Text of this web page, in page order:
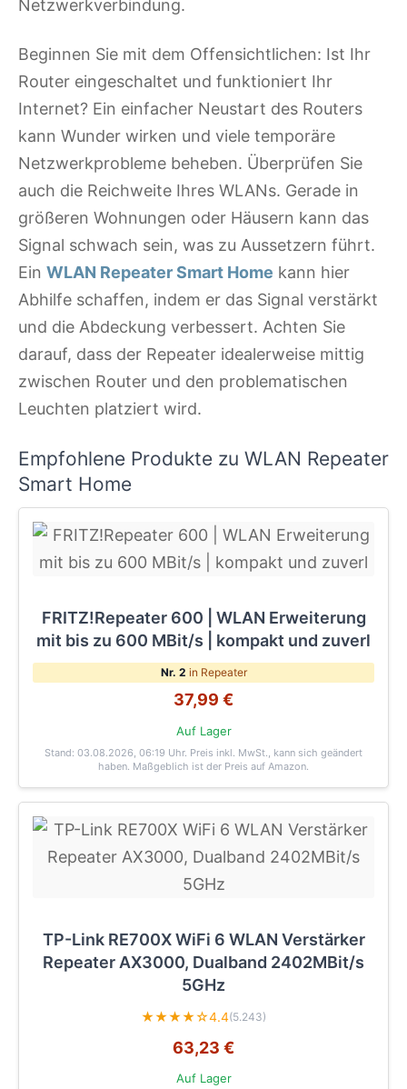
Netzwerkverbindung.
Beginnen Sie mit dem Offensichtlichen: Ist Ihr
Router eingeschaltet und funktioniert Ihr
Internet? Ein einfacher Neustart des Routers
kann Wunder wirken und viele temporäre
Netzwerkprobleme beheben. Überprüfen Sie
auch die Reichweite Ihres WLANs. Gerade in
größeren Wohnungen oder Häusern kann das
Signal schwach sein, was zu Aussetzern führt.
Ein WLAN Repeater Smart Home kann hier
Abhilfe schaffen, indem er das Signal verstärkt
und die Abdeckung verbessert. Achten Sie
darauf, dass der Repeater idealerweise mittig
zwischen Router und den problematischen
Leuchten platziert wird.
Empfohlene Produkte zu WLAN Repeater
Smart Home
FRITZ!Repeater 600 | WLAN Erweiterung
mit bis zu 600 MBit/s | kompakt und zuverl
Nr. 2 in Repeater
37,99 €
Auf Lager
Stand: 03.08.2026, 06:19 Uhr. Preis inkl. MwSt., kann sich geändert
haben. Maßgeblich ist der Preis auf Amazon.
TP-Link RE700X WiFi 6 WLAN Verstärker
Repeater AX3000, Dualband 2402MBit/s
5GHz
★★★★☆4.4(5.243)
63,23 €
Auf Lager